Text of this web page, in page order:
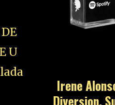
U
Irene
Diversion,